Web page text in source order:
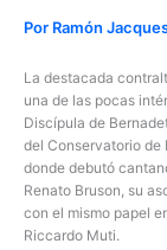
Por Ramón
La destacada
una de las pocas
Discípula de
del Conservatorio de
donde debutó
Renato Bruson, su
con el mismo papel
Riccardo Muti.